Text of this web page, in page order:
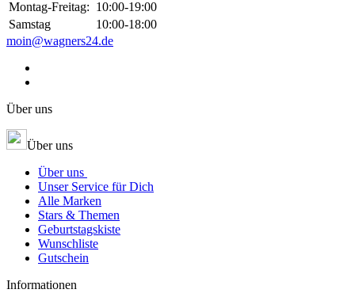
Montag-Freitag: 10:00-19:00
Samstag
10:00-18:00
moin@wagners24.de
Über uns
Über uns
Über uns
Unser Service für Dich
Alle Marken
Stars & Themen
Geburtstagskiste
Wunschliste
Gutschein
Informationen